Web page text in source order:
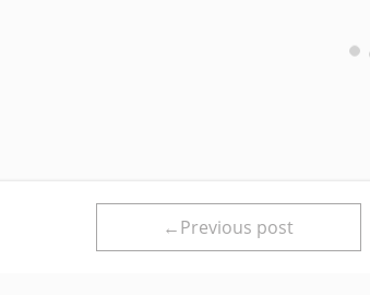
←Previous post